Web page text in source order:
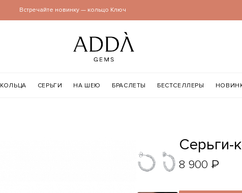
Встречайте новинку — кольцо Ключ
КОЛЬЦА СЕРЬГИ НА ШЕЮ БРАСЛЕТЫ БЕСТСЕЛЛЕРЫ
8 900 ₽